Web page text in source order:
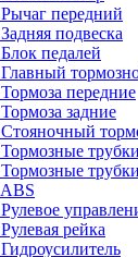
Рычаг передний
Задняя подвеска
Блок педалей
Главный
Тормоза передние
Тормоза задние
Стояночный
Тормозные
Тормозные
ABS
Рулевое
Рулевая рейка
Гидроусилитель